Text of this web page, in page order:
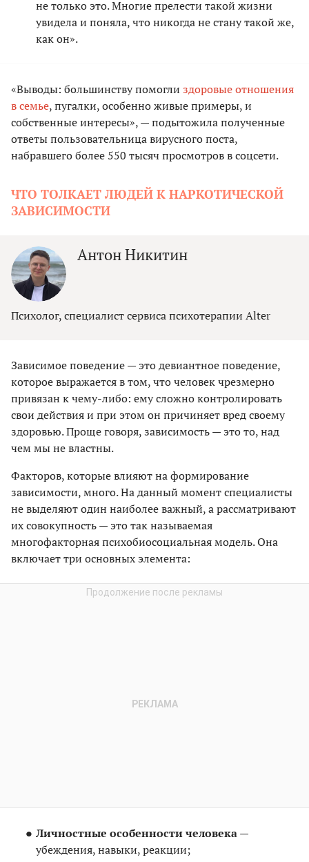
не только это. Многие прелести такой жизни
увидела и поняла, что никогда не стану такой же,
как он».
«Выводы: большинству помогли здоровые отношения
в семье, пугалки, особенно живые примеры, и
собственные интересы», — подытожила полученные
ответы пользовательница вирусного поста,
набравшего более 550 тысяч просмотров в соцсети.
ЧТО ТОЛКАЕТ ЛЮДЕЙ К НАРКОТИЧЕСКОЙ
ЗАВИСИМОСТИ
Антон Никитин
Психолог, специалист сервиса психотерапии Alter
Зависимое поведение — это девиантное поведение,
которое выражается в том, что человек чрезмерно
привязан к чему-либо: ему сложно контролировать
свои действия и при этом он причиняет вред своему
здоровью. Проще говоря, зависимость — это то, над
чем мы не властны.
Факторов, которые влияют на формирование
зависимости, много. На данный момент специалисты
не выделяют один наиболее важный, а рассматривают
их совокупность — это так называемая
многофакторная психобиосоциальная модель. Она
включает три основных элемента:
Личностные особенности человека—
убеждения, навыки, реакции;